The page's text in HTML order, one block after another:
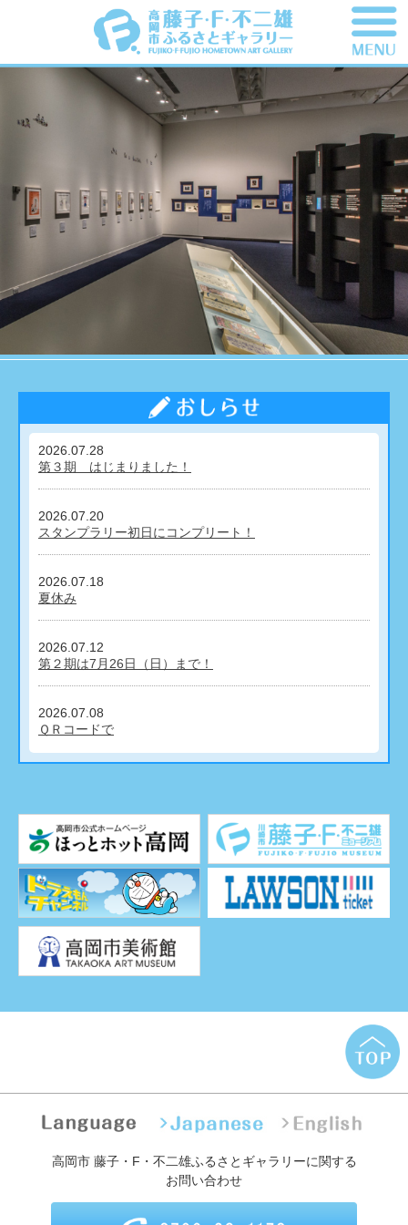
2026.07.28
第３期 はじまりました！
2026.07.20
スタンプラリー初日にコンプリート！
2026.07.18
夏休み
2026.07.12
第２期は7月26日（日）まで！
2026.07.08
ＱＲコードで
高岡市 藤子・F・不二雄ふるさとギャラリーに関する
お問い合わせ